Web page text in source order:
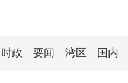
时政 要闻 湾区 国内